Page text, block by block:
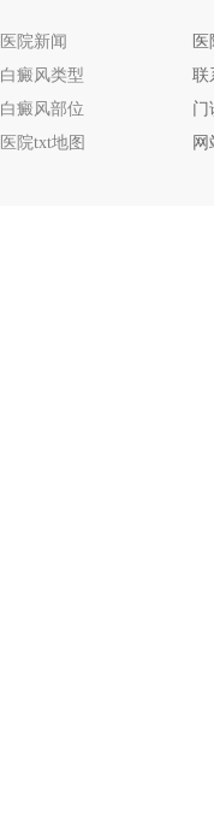
医院新闻
白癜风类型
白癜风部位
医院txt地图
联
门